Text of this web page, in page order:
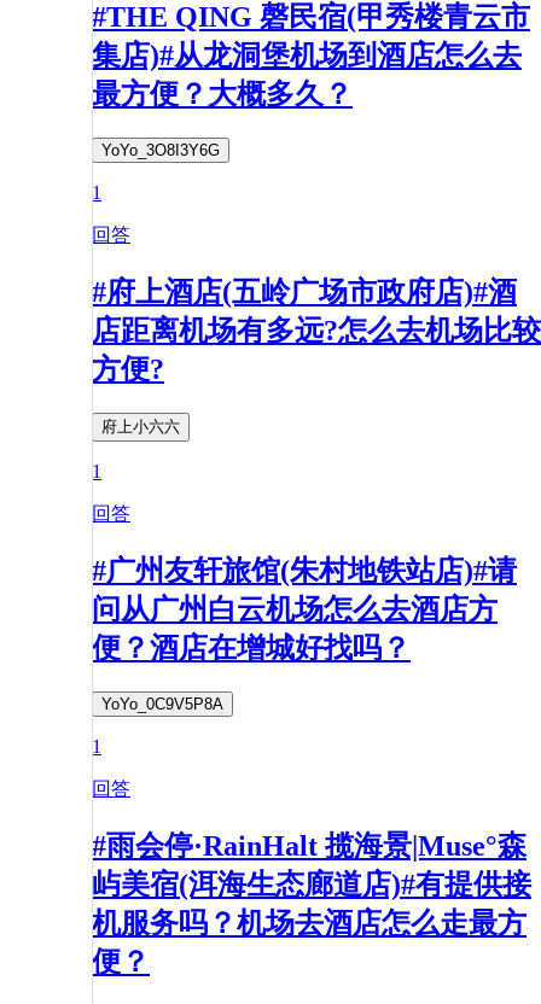
#THE QING 磬民宿(甲秀楼青云市
集店)#从龙洞堡机场到酒店怎么去
最方便？大概多久？
YoYo_3O8I3Y6G
1
回答
#府上酒店(五岭广场市政府店)#酒
店距离机场有多远?怎么去机场比较
方便?
府上小六六
1
回答
#广州友轩旅馆(朱村地铁站店)#请
问从广州白云机场怎么去酒店方
便？酒店在增城好找吗？
YoYo_0C9V5P8A
1
回答
#雨会停·RainHalt 揽海景|Muse°森
屿美宿(洱海生态廊道店)#有提供接
机服务吗？机场去酒店怎么走最方
便？